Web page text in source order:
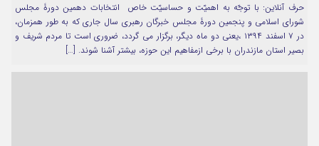
مرا به خاطر بسپار
حرف آنلاین: با توجّه به اهمیّت و حساسیّت خاص انتخابات دهمین دورۀ مجلس
شورای اسلامی و پنجمین دورۀ مجلس خبرگان رهبری سال جاری که به طور همزمان،
در ۷ اسفند ۱۳۹۴ ،یعنی دو ماه دیگر، برگزار می گردد، ضروری است تا مردم شریف و
بصیر استان مازندران با برخی ازمفاهیم این حوزه، بیشتر آشنا شوند. […]